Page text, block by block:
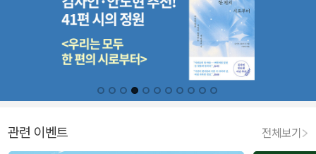
관련 이벤트 전체보기